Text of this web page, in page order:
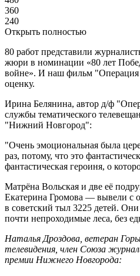
360
240
Открыть полностью
80 работ представили
жюри в номинации «80 лет
войне». И наш фильм
оценку.
Ирина Белянина, автор д/ф
службы тематического
"Нижний Новгород":
"Очень эмоциональная была
раз, потому, что это
фантастическая героиня, о
Матрёна Вольская и две её
Екатерина Громова — вывели с
в советский тыл 3225 детей.
почти непроходимые леса, без
Наталья Дроздова, ветеран
телевидения, член Союза
премии Нижнего Новгорода: